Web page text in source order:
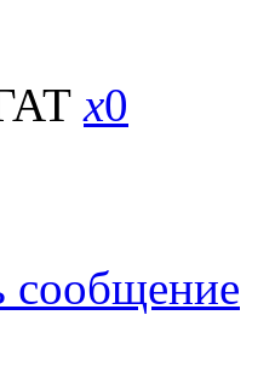
x0
сообщение